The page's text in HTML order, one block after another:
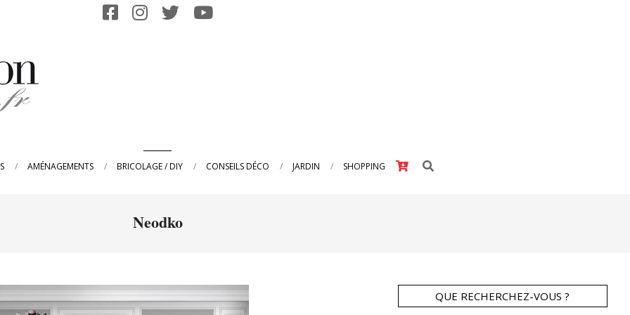
AMÉNAGEMENTS BRICOLAGE / DIY CONSEILS DÉCO JARDIN SHOPPING Search
Neodko
QUE RECHERCHEZ-VOUS ?